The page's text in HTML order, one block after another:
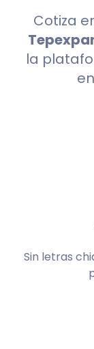
Cotiza
la
Sin letras